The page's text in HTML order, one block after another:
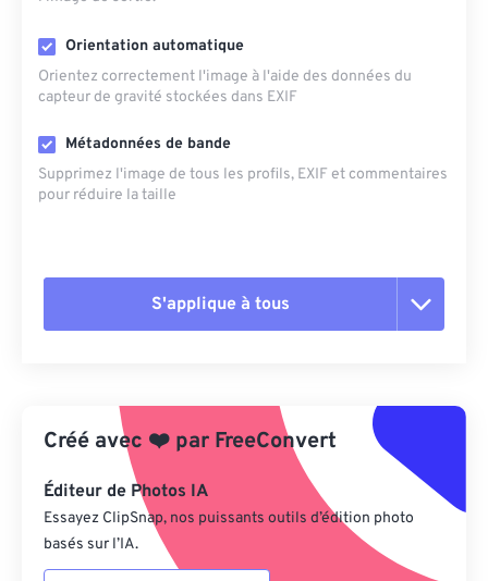
Orientation automatique
Orientez correctement l'image à l'aide des données du
capteur de gravité stockées dans EXIF
Métadonnées de bande
Supprimez l'image de tous les profils, EXIF ​​et commentaires
pour réduire la taille
S'applique à tous
Appliquer à partir du préréglage
Enregistrer comme préréglage
Créé avec ❤️ par FreeConvert
Éditeur de Photos IA
Essayez ClipSnap, nos puissants outils d’édition photo
basés sur l’IA.